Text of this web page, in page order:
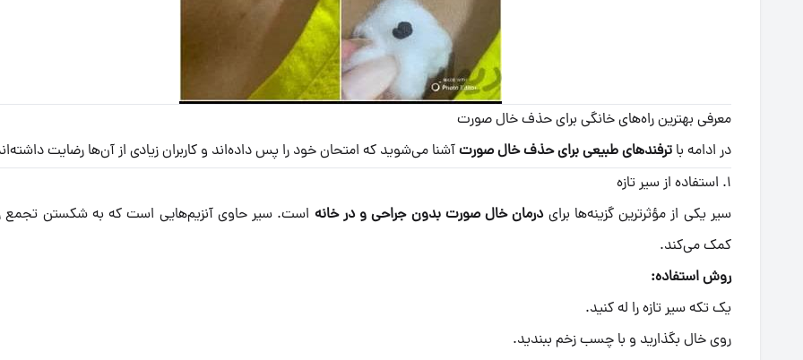
معرفی بهترین راه‌های خانگی برای حذف خال صورت
در ادامه با ترفندهای طبیعی برای حذف خال صورتآشنا می‌شوید که امتحان خود را پس داده‌اند و کاربران زیادی از آن‌ها رضایت
۱. استفاده از سیر تازه
سیر یکی از مؤثرترین گزینه‌ها برایدرمان خال صورت بدون جراحی و در خانه است. سیر حاوی آنزیم‌هایی است که به شکستن تجمع
کمک می‌کند.
روش استفاده:
یک تکه سیر تازه را له کنید.
روی خال بگذارید و با چسب زخم ببندید.